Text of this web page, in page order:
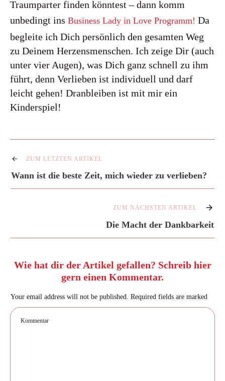
Traumparter finden könntest – dann komm
unbedingt ins Business Lady in Love Programm! Da
begleite ich Dich persönlich den gesamten Weg
zu Deinem Herzensmenschen. Ich zeige Dir (auch
unter vier Augen), was Dich ganz schnell zu ihm
führt, denn Verlieben ist individuell und darf
leicht gehen! Dranbleiben ist mit mir ein
Kinderspiel!
ZUM LETZTEN ARTIKEL
Wann ist die beste Zeit, mich wieder zu verlieben?
ZUM NÄCHSTEN ARTIKEL
Die Macht der Dankbarkeit
Wie hat dir der Artikel gefallen? Schreib hier
gern einen Kommentar.
Your email address will not be published. Required fields are marked